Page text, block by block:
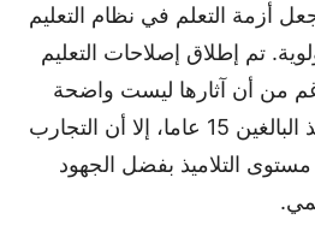
أزمة التعلم في نظام التعليم
تم إطلاق إصلاحات التعليم
من أن آثارها ليست واضحة
بعد على مستوى التلاميذ البالغين 15 عاما، إلا أن التجارب
التلاميذ بفضل الجهود